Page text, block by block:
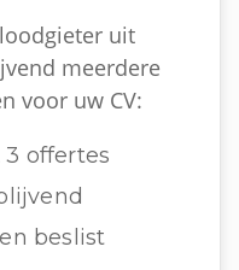
uit
meerdere
voor uw CV:
offertes
beslist